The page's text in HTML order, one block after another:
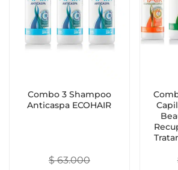
Combo 3 Shampoo
Anticaspa ECOHAIR
$63.000